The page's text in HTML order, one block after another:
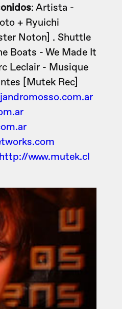
: Artista -
+ Ryuichi
Noton] . Shuttle
Boats - We Made It
Leclair - Musique
[Mutek Rec]
http://www.mutek.cl